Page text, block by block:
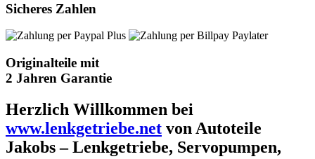
Sicheres Zahlen
Originalteile mit
2 Jahren Garantie
Herzlich Willkommen bei
www.lenkgetriebe.net von Autoteile
Jakobs – Lenkgetriebe, Servopumpen,